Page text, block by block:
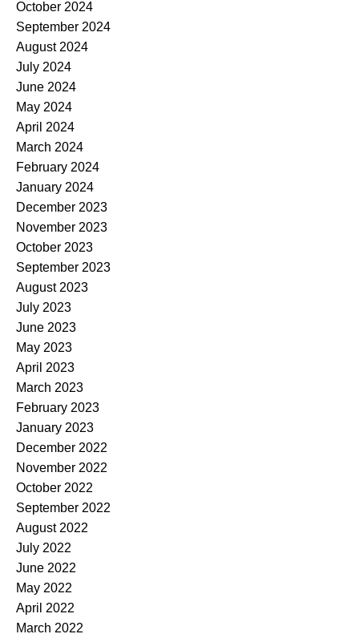
October 2024
September 2024
August 2024
July 2024
June 2024
May 2024
April 2024
March 2024
February 2024
January 2024
December 2023
November 2023
October 2023
September 2023
August 2023
July 2023
June 2023
May 2023
April 2023
March 2023
February 2023
January 2023
December 2022
November 2022
October 2022
September 2022
August 2022
July 2022
June 2022
May 2022
April 2022
March 2022